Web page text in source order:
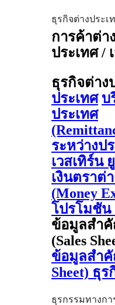
ธุรกิจต่างประเ
การค้าต่า
ประเทศ /
ธุรกิจต่าง
ประเทศ บ
ประเทศ
ระหว่างป
เวสเทิร์น
เงินตราต่
(Money
โปรโมชัน
ข้อมูลสำ
(Sales
ข้อมูลสำ
Sheet) ธุ
ธุรกรรมทางกา